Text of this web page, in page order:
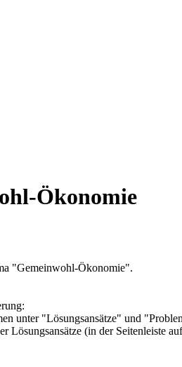
Ökonomie
"Gemeinwohl-Ökonomie".
unter "Lösungsansätze" und
Lösungsansätze (in der Seitenleiste